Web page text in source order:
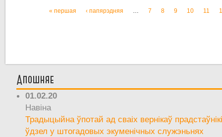
Старонкі
« першая ‹ папярэдняя … 7 8 9 10 11
Апошняе
01.02.20
Навіна
Традыцыйна ўпотай ад сваіх вернікаў
ўдзел у штогадовых экуменічных служэньнях